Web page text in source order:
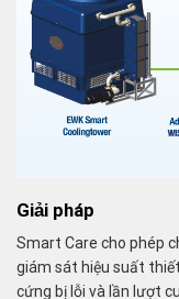
Giải pháp
Smart Care cho phép
giám sát hiệu suất
cứng bị lỗi và lần lượt